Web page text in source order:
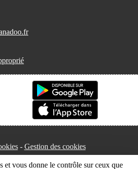
Gestion des cookies
et vous donne le contrôle sur ceux que